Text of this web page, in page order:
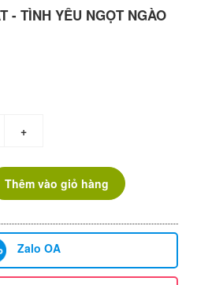
- TÌNH YÊU NGỌT NGÀO
+
Thêm vào giỏ hàng
Zalo OA